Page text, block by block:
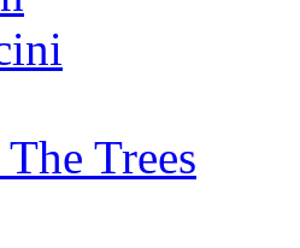
Trees